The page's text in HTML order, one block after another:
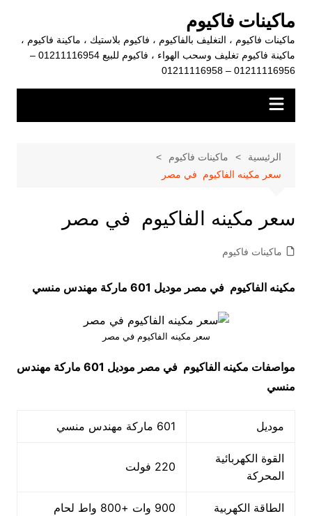
المحتوى
ماكينات فاكيوم
ماكينات فاكيوم ، التغليف بالفاكيوم ، فاكيوم بلاستيك ، ماكينة فاكيوم ،
ماكينة فاكيوم تغليف وسحب الهواء ، فاكيوم للبيع 01211116954 –
01211116956 – 01211116958
الرئيسية
ماكينات فاكيوم
سعر مكينه الفاكيوم في مصر
سعر مكينه الفاكيوم في مصر
ماكينات فاكيوم
مكينه الفاكيوم في مصر موديل 601 ماركة مهندس منسي
سعر مكينه الفاكيوم في مصر
مواصفات مكينه الفاكيوم في مصر
موديل 601 ماركة مهندس
منسي
موديل 601 ماركة مهندس منسي
القوة الكهربائية
المحركة
220 فولت
الطاقة الكهربية 900 وات +800 واط لحام